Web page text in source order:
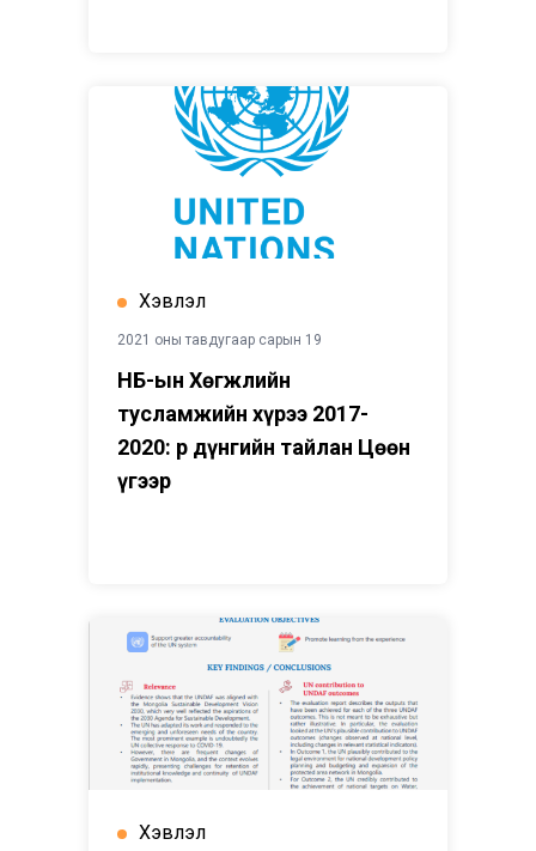
Хэвлэл
2021 оны тавдугаар сарын 19
НҮБ-ын Хөгжлийн
тусламжийн хүрээ 2017-
2020: Үр дүнгийн тайлан Цөөн
үгээр
Хэвлэл